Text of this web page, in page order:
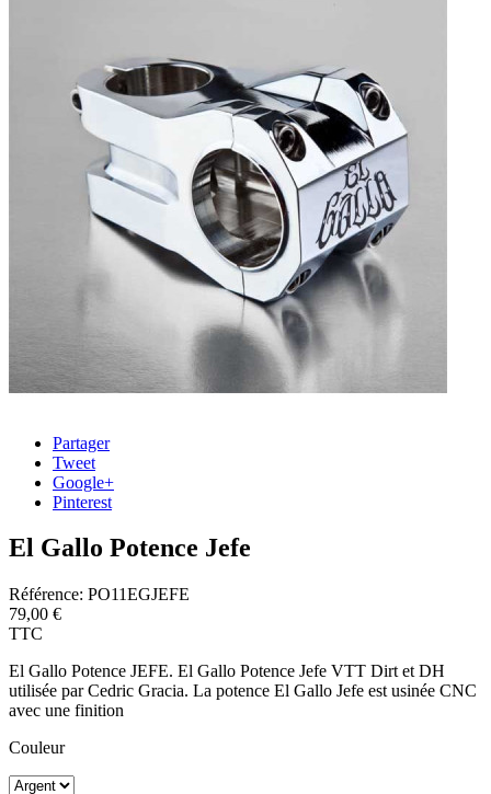
Partager
Tweet
Google+
Pinterest
El Gallo Potence Jefe
Référence: PO11EGJEFE
79,00 €
TTC
El Gallo Potence JEFE. El Gallo Potence Jefe VTT Dirt et DH
utilisée par Cedric Gracia. La potence El Gallo Jefe est usinée CNC
avec une finition
Couleur